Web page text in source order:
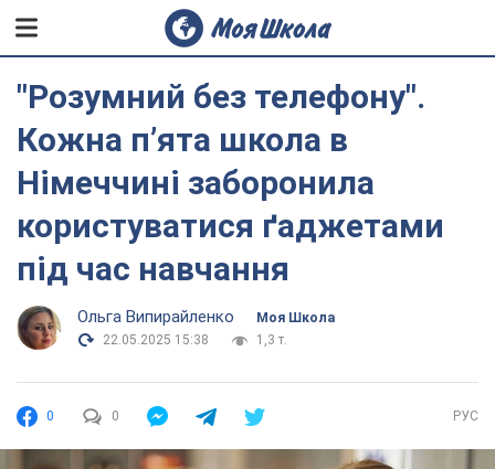
"Розумний без телефону".
Кожна пʼята школа в
Німеччині заборонила
користуватися ґаджетами
під час навчання
Ольга Випирайленко
Моя Школа
22.05.2025 15:38
1,3 т.
0 0 РУС